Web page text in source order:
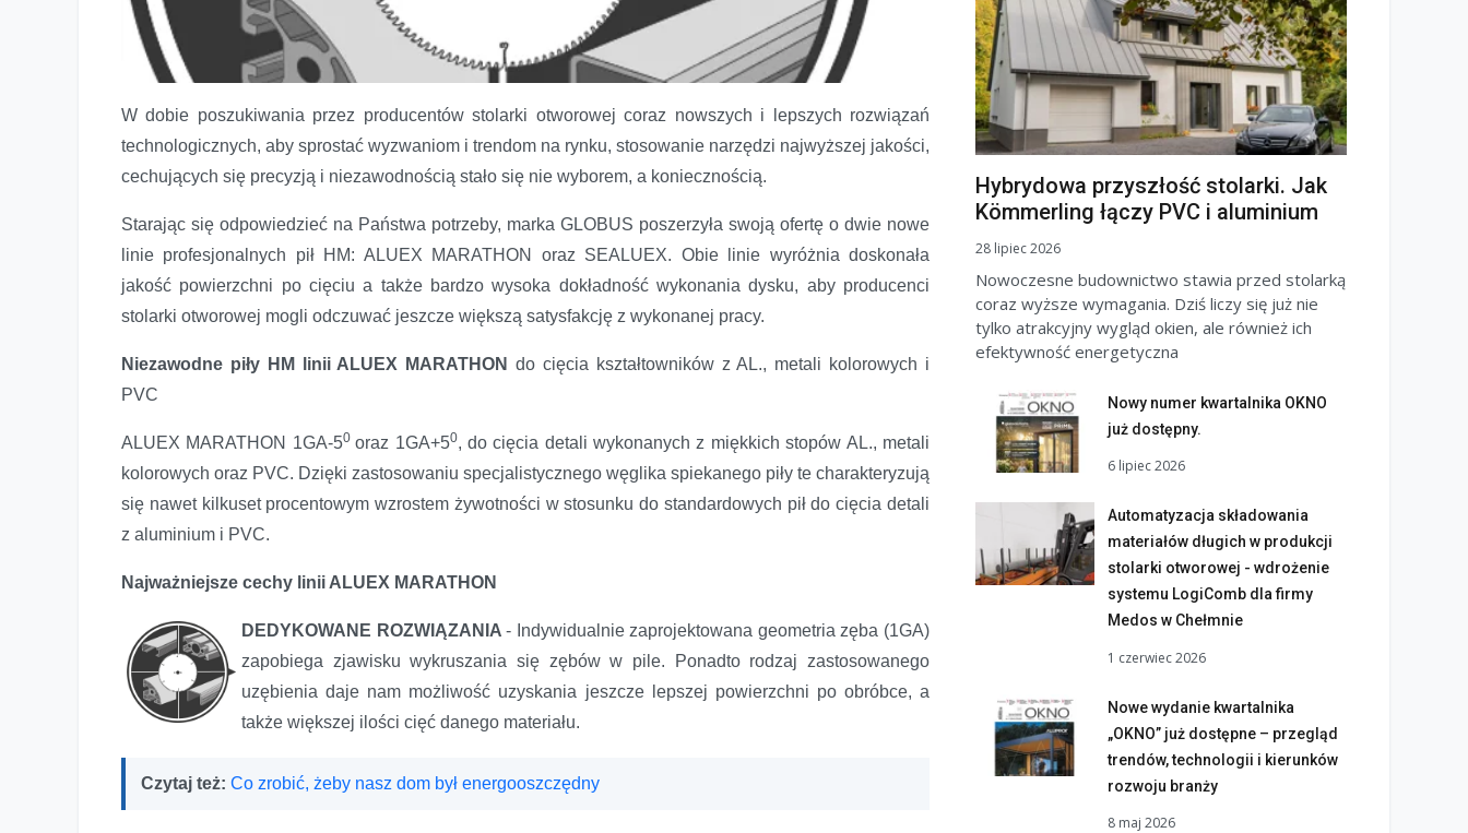
Dwie nowe linie profesjonalnych pił w ofercie marki GLOBUS
W dobie poszukiwania przez producentów stolarki otworowej coraz nowszych i lepszych rozwiązań
technologicznych, aby sprostać wyzwaniom i trendom na rynku, stosowanie narzędzi najwyższej jakości,
cechujących się precyzją i niezawodnością stało się nie wyborem, a koniecznością.
Starając się odpowiedzieć na Państwa potrzeby, marka GLOBUS poszerzyła swoją ofertę o dwie nowe
linie profesjonalnych pił HM: ALUEX MARATHON oraz SEALUEX. Obie linie wyróżnia doskonała
jakość powierzchni po cięciu a także bardzo wysoka dokładność wykonania dysku, aby producenci
stolarki otworowej mogli odczuwać jeszcze większą satysfakcję z wykonanej pracy.
Niezawodne piły HM linii ALUEX MARATHONdo cięcia kształtowników z AL., metali kolorowych i
PVC
ALUEX MARATHON 1GA-50 oraz 1GA+50, do cięcia detali wykonanych z miękkich stopów AL., metali
kolorowych oraz PVC. Dzięki zastosowaniu specjalistycznego węglika spiekanego piły te charakteryzują
się nawet kilkuset procentowym wzrostem żywotności w stosunku do standardowych pił do cięcia detali
z aluminium i PVC.
Najważniejsze cechy linii ALUEX MARATHON
DEDYKOWANE ROZWIĄZANIA- Indywidualnie zaprojektowana geometria zęba (1GA)
zapobiega zjawisku wykruszania się zębów w pile. Ponadto rodzaj zastosowanego
uzębienia daje nam możliwość uzyskania jeszcze lepszej powierzchni po obróbce, a
także większej ilości cięć danego materiału.
Czytaj też: Co zrobić, żeby nasz dom był energooszczędny
Hybrydowa przyszłość stolarki. Jak
Kömmerling łączy PVC i aluminium
28 lipiec 2026
Nowoczesne budownictwo stawia przed stolarką
coraz wyższe wymagania. Dziś liczy się już nie
tylko atrakcyjny wygląd okien, ale również ich
efektywność energetyczna
Nowy numer kwartalnika OKNO
już dostępny.
6 lipiec 2026
Automatyzacja składowania
materiałów długich w produkcji
stolarki otworowej - wdrożenie
systemu LogiComb dla firmy
Medos w Chełmnie
1 czerwiec 2026
Nowe wydanie kwartalnika
„OKNO” już dostępne – przegląd
trendów, technologii i kierunków
rozwoju branży
8 maj 2026